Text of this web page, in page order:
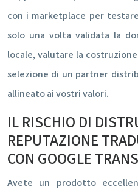
con i marketplace per
solo una volta validata la
locale, valutare la
selezione di un partner
allineato ai vostri valori.
IL RISCHIO DI
REPUTAZIONE
CON GOOGLE
Avete un prodotto